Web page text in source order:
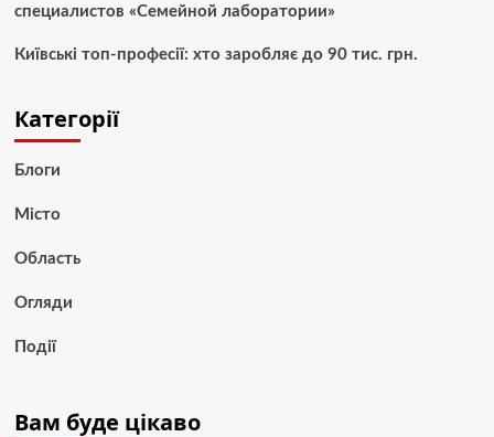
специалистов «Семейной лаборатории»
Київські топ-професії: хто заробляє до 90 тис. грн.
Категорії
Блоги
Місто
Область
Огляди
Події
Вам буде цікаво